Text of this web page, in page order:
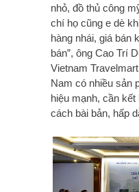
nhỏ, đồ thủ công
chí họ cũng e dè
hàng nhái, giá bán
bán”, ông Cao Trí
Vietnam
Nam có nhiều sản
hiệu mạnh, cần
cách bài bản, hấp